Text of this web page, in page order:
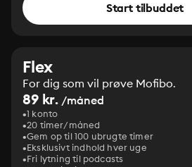
Start tilbuddet
Flex
For dig som vil prøve Mofibo.
89 kr. /måned
1 konto
20 timer/måned
Gem op til 100 ubrugte timer
Eksklusivt indhold hver uge
Fri lytning til podcasts